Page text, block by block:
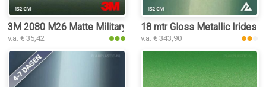
3M 2080 M26 Matte Military Green plakplastic
v.a. € 35,42
18 mtr Gloss Metallic
v.a. € 343,90